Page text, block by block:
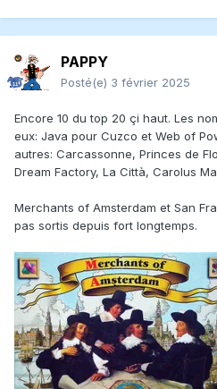
PAPPY
Posté(e) 3 février 2025
Encore 10 du top 20 çi haut. Les
eux: Java pour Cuzco et Web of
autres: Carcassonne, Princes de
Dream Factory, La Città, Carolus
Merchants of Amsterdam et San
pas sortis depuis fort longtemps.